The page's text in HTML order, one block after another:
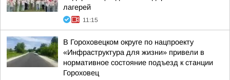
лагерей
11:15
В Гороховецком округе по нацпроекту
«Инфраструктура для жизни» привели в
нормативное состояние подъезд к станции
Гороховец